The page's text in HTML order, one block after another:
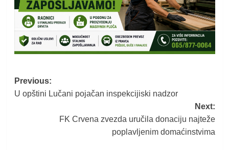
Post
navigation
Previous:
U opštini Lučani pojačan inspekcijiski nadzor
Next:
FK Crvena zvezda uručila donaciju najteže
poplavljenim domaćinstvima